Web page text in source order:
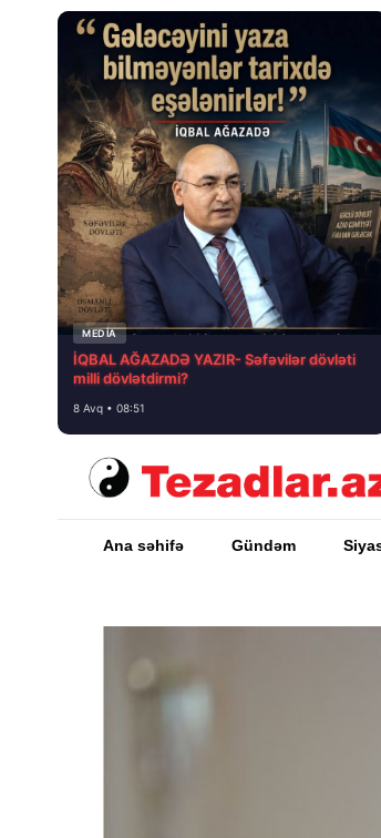
MEDİA
İQBAL AĞAZADƏ YAZIR- Səfəvilər dövləti
milli dövlətdirmi?
8 Avq • 08:51
Ana səhifə Gündəm